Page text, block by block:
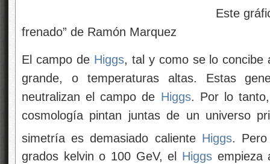
Este gráfico de arriba
frenado” de Ramón Marquez
El campo de Higgs, tal y como se lo
grande, o temperaturas altas. Estas
neutralizan el campo de Higgs. Por lo
cosmología pintan juntas de un universo
simetría es demasiado caliente Higgs.
grados kelvin o 100 GeV, el Higgsempieza